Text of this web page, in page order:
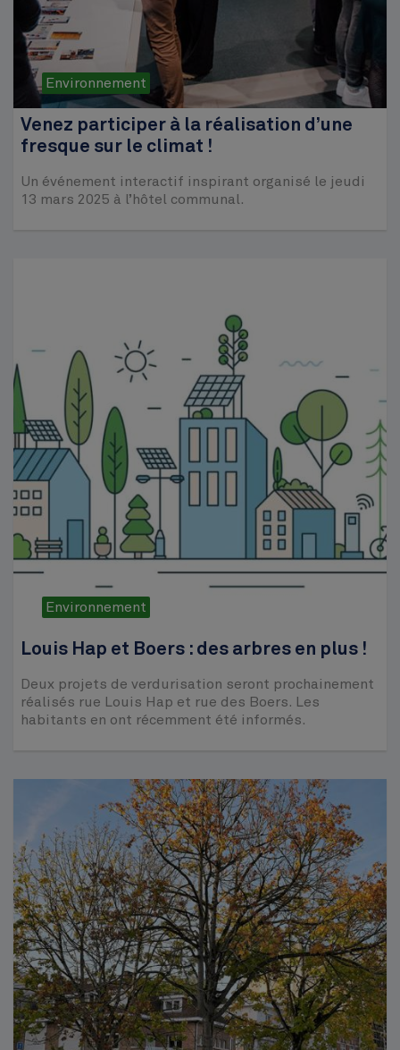
Environnement
Venez participer à la réalisation d’une
fresque sur le climat !
Un événement interactif inspirant organisé le jeudi
13 mars 2025 à l’hôtel communal.
Environnement
Louis Hap et Boers : des arbres en plus !
Deux projets de verdurisation seront prochainement
réalisés rue Louis Hap et rue des Boers. Les
habitants en ont récemment été informés.